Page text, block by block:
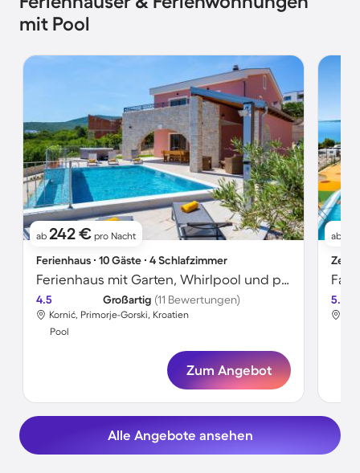
mit Pool
ab 242 € pro Nacht
Ferienhaus ∙ 10 Gäste ∙ 4 Schlafzimmer
Ferienhaus mit Garten, Whirlpool und privatem Pool
4.5 Großartig (11 Bewertungen)
Kornić, Primorje-Gorski, Kroatien
Pool
Zum Angebot
ab
Zelt
5.0
Alle Angebote ansehen